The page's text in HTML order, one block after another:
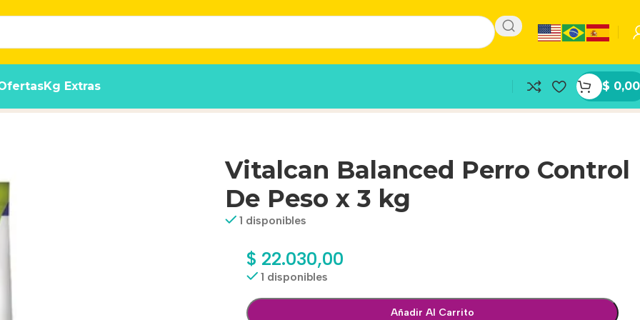
Kg Extras $ 0,00
kg
Vitalcan Balanced Perro Control
De Peso x 3 kg
1 disponibles
$ 22.030,00
1 disponibles
Añadir Al Carrito